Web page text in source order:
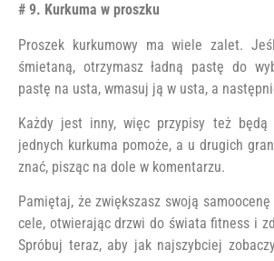
# 9. Kurkuma w proszku
Proszek kurkumowy ma wiele zalet.
śmietaną, otrzymasz ładną pastę do
pastę na usta, wmasuj ją w usta, a
Każdy jest inny, więc przypisy też będą
jednych kurkuma pomoże, a u drugich
znać, pisząc na dole w komentarzu.
Pamiętaj, że zwiększasz swoją
cele, otwierając drzwi do świata fitness i
Spróbuj teraz, aby jak najszybciej